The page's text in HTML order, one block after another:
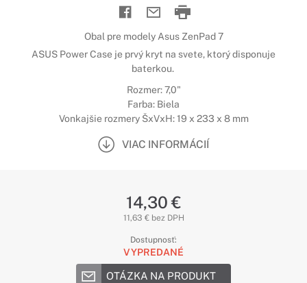
Obal pre modely Asus ZenPad 7
ASUS Power Case je prvý kryt na svete, ktorý disponuje
baterkou.
Rozmer: 7,0"
Farba: Biela
Vonkajšie rozmery ŠxVxH: 19 x 233 x 8 mm
VIAC INFORMÁCIÍ
14,30 €
11,63 € bez DPH
Dostupnosť:
VYPREDANÉ
OTÁZKA NA PRODUKT